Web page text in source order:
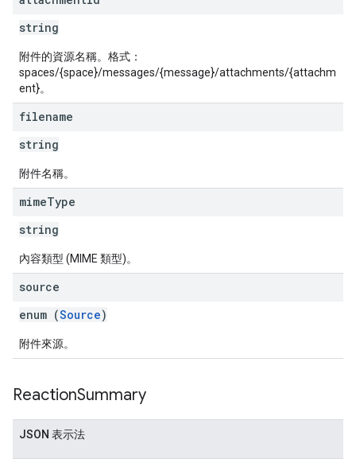
string
附件的資源名稱。格式：
spaces/{space}/messages/{message}/attachments/{attachm
ent}。
filename
string
附件名稱。
mimeType
string
內容類型 (MIME 類型)。
source
enum (Source)
附件來源。
ReactionSummary
JSON 表示法